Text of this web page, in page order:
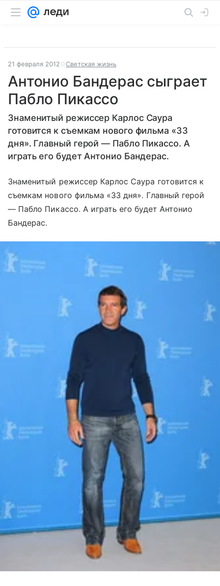
21 февраля 2012 Светская жизнь
Антонио Бандерас сыграет
Пабло Пикассо
Знаменитый режиссер Карлос Саура
готовится к съемкам нового фильма «33
дня». Главный герой — Пабло Пикассо. А
играть его будет Антонио Бандерас.
Знаменитый режиссер Карлос Саура готовится к
съемкам нового фильма «33 дня». Главный герой
— Пабло Пикассо. А играть его будет Антонио
Бандерас.